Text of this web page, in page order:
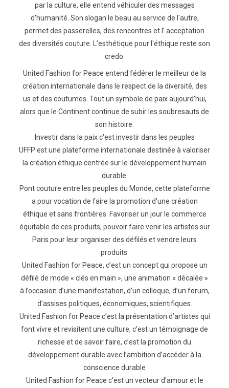
par la culture, elle entend véhiculer des messages
d'humanité. Son slogan le beau au service de l'autre,
permet des passerelles, des rencontres et l’ acceptation
des diversités couture. L'esthétique pour l'éthique reste son
credo.
United Fashion for Peace entend fédérer le meilleur de la
création internationale dans le respect de la diversité, des
us et des coutumes. Tout un symbole de paix aujourd'hui,
alors que le Continent continue de subir les soubresauts de
son histoire.
Investir dans la paix c'est investir dans les peuples
UFFP est une plateforme internationale destinée à valoriser
la création éthique centrée sur le développement humain
durable.
Pont couture entre les peuples du Monde, cette plateforme
a pour vocation de faire la promotion d'une création
éthique et sans frontières. Favoriser un jour le commerce
équitable de ces produits, pouvoir faire venir les artistes sur
Paris pour leur organiser des défilés et vendre leurs
produits.
United Fashion for Peace, c’est un concept qui propose un
défilé de mode « clés en main », une animation « décalée »
à l’occasion d’une manifestation, d’un colloque, d’un forum,
d’assises politiques, économiques, scientifiques.
United Fashion for Peace c’est la présentation d’artistes qui
font vivre et revisitent une culture, c’est un témoignage de
richesse et de savoir faire, c’est la promotion du
développement durable avec l’ambition d’accéder à la
conscience durable
United Fashion for Peace c’est un vecteur d'amour et le